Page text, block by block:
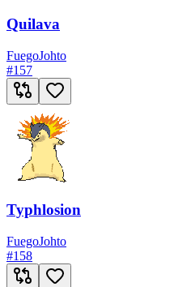
Quilava
FuegoJohto
#157
Typhlosion
FuegoJohto
#158